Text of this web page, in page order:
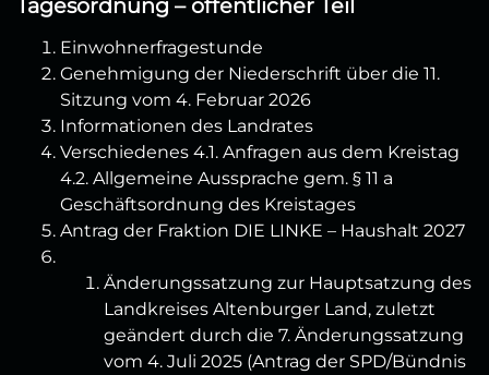
Tagesordnung – öffentlicher Teil
Einwohnerfragestunde
Genehmigung der Niederschrift über die 11.
Sitzung vom 4. Februar 2026
Informationen des Landrates
Verschiedenes 4.1. Anfragen aus dem Kreistag
4.2. Allgemeine Aussprache gem. § 11 a
Geschäftsordnung des Kreistages
Antrag der Fraktion DIE LINKE – Haushalt 2027
Änderungssatzung zur Hauptsatzung des
Landkreises Altenburger Land, zuletzt
geändert durch die 7. Änderungssatzung
vom 4. Juli 2025 (Antrag der SPD/Bündnis